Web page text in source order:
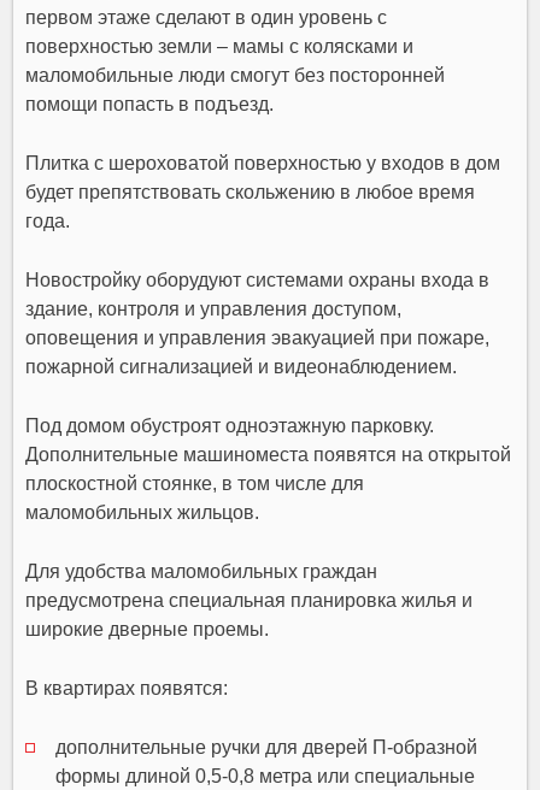
первом этаже сделают в один уровень с
поверхностью земли – мамы с колясками и
маломобильные люди смогут без посторонней
помощи попасть в подъезд.
Плитка с шероховатой поверхностью у входов в дом
будет препятствовать скольжению в любое время
года.
Новостройку оборудуют системами охраны входа в
здание, контроля и управления доступом,
оповещения и управления эвакуацией при пожаре,
пожарной сигнализацией и видеонаблюдением.
Под домом обустроят одноэтажную парковку.
Дополнительные машиноместа появятся на открытой
плоскостной стоянке, в том числе для
маломобильных жильцов.
Для удобства маломобильных граждан
предусмотрена специальная планировкажилья и
широкие дверные проемы.
В квартирах появятся:
дополнительные ручки для дверей П-образной
формы длиной 0,5-0,8 метра или специальные